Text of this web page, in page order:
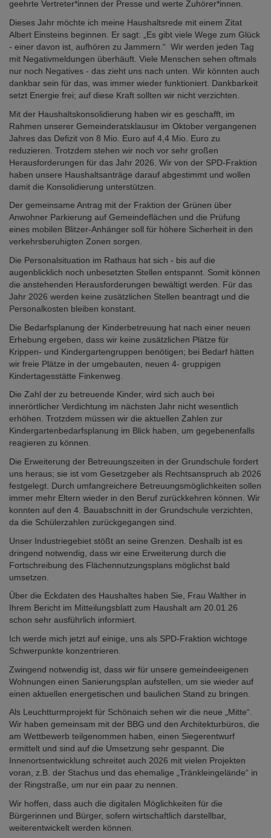
geehrte Vertreter*innen der Presse und werte Zuhörer*innen.
Dieses Jahr möchte ich meine Haushaltsrede mit einem Zitat
Albert Einsteins beginnen. Er sagt: „Es gibt viele Wege zum Glück
- einer davon ist, aufhören zu Jammern.“ Wir werden jeden Tag
mit Negativmeldungen überhäuft. Viele Menschen sehen oftmals
nur noch Negatives - das zieht uns nach unten. Wir könnten auch
dankbar sein für das, was immer wieder funktioniert. Dankbarkeit
setzt Energie frei; auf diese Kraft sollten wir nicht verzichten.
Mit der Haushaltskonsolidierung haben wir es geschafft, im
Rahmen unserer Gemeinderatsklausur im Oktober vergangenen
Jahres das Defizit von 8 Mio. Euro auf 4,4 Mio. Euro zu
reduzieren. Trotzdem stehen wir noch vor sehr großen
Herausforderungen für das Jahr 2026. Wir von der SPD-Fraktion
haben unsere Haushaltsanträge darauf abgestimmt und wollen
damit die Konsolidierung unterstützen.
Der gemeinsame Antrag mit der Fraktion der Grünen über
Anwohner Parkierung auf Gemeindeflächen und die Prüfung
eines mobilen Blitzer-Anhänger soll für höhere Sicherheit in den
verkehrsberuhigten Zonen sorgen.
Die Personalsituation im Rathaus hat sich - bis auf die
augenblicklich noch unbesetzten Stellen entspannt. Somit können
die anstehenden Herausforderungen bewältigt werden. Für das
Jahr 2026 werden keine zusätzlichen Stellen beantragt und die
Personalkosten bleiben konstant.
Die Bedarfsplanung der Kinderbetreuung hat nach einer neuen
Erhebung ergeben, dass wir keine zusätzlichen Plätze für
Krippen- und Kindergartengruppen benötigen; bei Bedarf hätten
wir freie Plätze in der umgebauten, neuen 4- gruppigen
Kindertagesstätte Finkenweg.
Die Zahl der zu betreuende Kinder, wird sich auch bei
innerörtlicher Verdichtung im nächsten Jahr nicht wesentlich
erhöhen. Trotzdem müssen wir die aktuellen Zahlen zur
Kindergartenbedarfsplanung im Blick haben, um gegebenenfalls
reagieren zu können.
Die Erweiterung der Betreuungszeiten in der Grundschule fordert
uns heraus; sie ist vom Gesetzgeber als Rechtsanspruch ab 2026
festgelegt. Durch umfangreichere Betreuungsmöglichkeiten sollen
immer mehr Eltern wieder in den Beruf zurückkehren können. Wir
konnten auf den 4. Bauabschnitt in der Grundschule verzichten,
da die Schülerzahlen zurückgegangen sind.
Unser Industriegebiet stößt an seine Grenzen. Deshalb ist es
dringend notwendig, dass wir eine Erweiterung durch die
Fortschreibung des Flächennutzungsplans möglichst bald
umsetzen.
Über die Eckdaten des Haushaltes haben Sie, Frau Walther in
Ihrem Bericht im Mitteilungsblatt zum Haushalt am 20.01.26
schon sehr ausführlich informiert.
Ich werde mich jetzt auf einige, uns als SPD-Fraktion wichtoge
Schwerpunkte konzentrieren.
Zwingend notwendig ist, dass wir für unsere gemeindeeigenen
Wohnungen einen Sanierungsplan aufstellen, um sie wieder auf
einen aktuellen energetischen und baulichen Stand zu bringen.
Als Leuchtturmprojekt für Schönaich sehen wir die neue „Mitte“.
Wir haben gemeinsam mit der BBG und den Architekturbüros, die
am Wettbewerb teilgenommen haben, einen Siegerentwurf
ermittelt und sind auf die Umsetzung sehr gespannt. Die
Innenortsentwicklung schreitet auch 2026 mit vielen Projekten
voran, z.B. der Stachus und das ehemalige „Tränkleingelände“ in
der Ringstraße, um nur ein paar zu nennen.
Wir hoffen, dass auch die digitalen Möglichkeiten für die
Bürgerinnen und Bürger, sofern wirtschaftlich darstellbar,
weiterentwickelt werden können.